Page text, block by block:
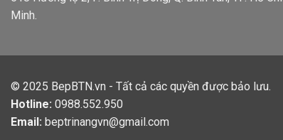
Minh.
© 2025 BepBTN.vn - Tất cả các quyền được bảo lưu.
Hotline: 0988.552.950
Email: beptrinangvn@gmail.com